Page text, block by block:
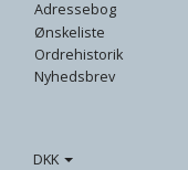
Adressebog
Ønskeliste
Ordrehistorik
Nyhedsbrev
DKK